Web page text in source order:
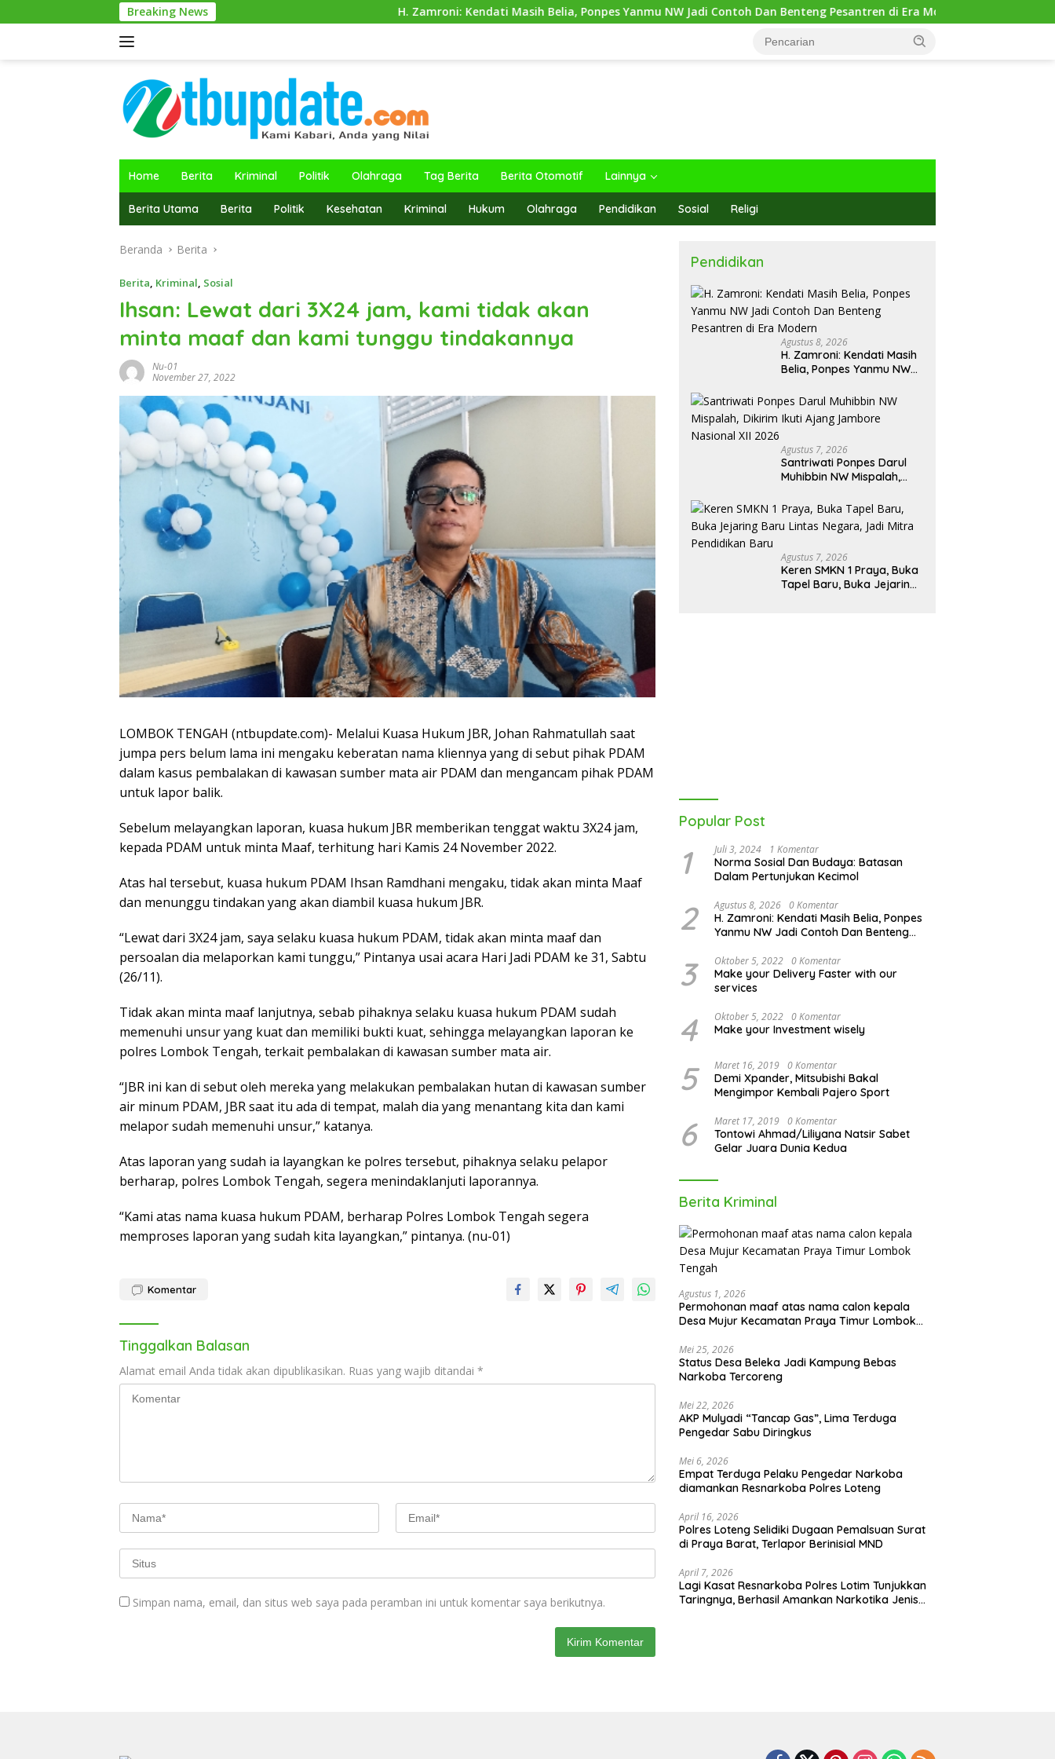
ke
Breaking News H. Zamroni: Kendati Masih Belia, Ponpes Yanmu NW Jadi Contoh Dan Benteng Pesantren di Era Modern
Home Berita Kriminal Politik Olahraga Tag Berita Berita Otomotif Lainnya
Berita Utama Berita Politik Kesehatan Kriminal Hukum Olahraga Pendidikan Sosial Religi
Beranda Berita
Berita, Kriminal, Sosial
Ihsan: Lewat dari 3X24 jam, kami tidak akan
minta maaf dan kami tunggu tindakannya
Nu-01
November 27, 2022
LOMBOK TENGAH (ntbupdate.com)- Melalui Kuasa Hukum JBR, Johan Rahmatullah saat
jumpa pers belum lama ini mengaku keberatan nama kliennya yang di sebut pihak PDAM
dalam kasus pembalakan di kawasan sumber mata air PDAM dan mengancam pihak PDAM
untuk lapor balik.
Sebelum melayangkan laporan, kuasa hukum JBR memberikan tenggat waktu 3X24 jam,
kepada PDAM untuk minta Maaf, terhitung hari Kamis 24 November 2022.
Atas hal tersebut, kuasa hukum PDAM Ihsan Ramdhani mengaku, tidak akan minta Maaf
dan menunggu tindakan yang akan diambil kuasa hukum JBR.
“Lewat dari 3X24 jam, saya selaku kuasa hukum PDAM, tidak akan minta maaf dan
persoalan dia melaporkan kami tunggu,” Pintanya usai acara Hari Jadi PDAM ke 31, Sabtu
(26/11).
Tidak akan minta maaf lanjutnya, sebab pihaknya selaku kuasa hukum PDAM sudah
memenuhi unsur yang kuat dan memiliki bukti kuat, sehingga melayangkan laporan ke
polres Lombok Tengah, terkait pembalakan di kawasan sumber mata air.
“JBR ini kan di sebut oleh mereka yang melakukan pembalakan hutan di kawasan sumber
air minum PDAM, JBR saat itu ada di tempat, malah dia yang menantang kita dan kami
melapor sudah memenuhi unsur,” katanya.
Atas laporan yang sudah ia layangkan ke polres tersebut, pihaknya selaku pelapor
berharap, polres Lombok Tengah, segera menindaklanjuti laporannya.
“Kami atas nama kuasa hukum PDAM, berharap Polres Lombok Tengah segera
memproses laporan yang sudah kita layangkan,” pintanya. (nu-01)
Komentar
Tinggalkan Balasan
Alamat email Anda tidak akan dipublikasikan. Ruas yang wajib ditandai *
Simpan nama, email, dan situs web saya pada peramban ini untuk komentar saya berikutnya.
Pendidikan
Agustus 8, 2026
H. Zamroni: Kendati Masih
Belia, Ponpes Yanmu NW
Pesantren di Era Modern
Agustus 7, 2026
Santriwati Ponpes Darul
Muhibbin NW Mispalah,
Jambore Nasional XII 2026
Agustus 7, 2026
Keren SMKN 1 Praya, Buka
Tapel Baru, Buka Jejaring
Popular Post
1 Juli 3, 2024 1 Komentar
Norma Sosial Dan Budaya: Batasan
Dalam Pertunjukan Kecimol
2 Agustus 8, 2026 0 Komentar
H. Zamroni: Kendati Masih Belia, Ponpes
Yanmu NW Jadi Contoh Dan Benteng
3 Oktober 5, 2022 0 Komentar
Make your Delivery Faster with our
services
4 Oktober 5, 2022 0 Komentar
Make your Investment wisely
5 Maret 16, 2019 0 Komentar
Demi Xpander, Mitsubishi Bakal
Mengimpor Kembali Pajero Sport
6 Maret 17, 2019 0 Komentar
Tontowi Ahmad/Liliyana Natsir Sabet
Gelar Juara Dunia Kedua
Berita Kriminal
Agustus 1, 2026
Permohonan maaf atas nama calon kepala
Desa Mujur Kecamatan Praya Timur Lombok
Mei 25, 2026
Status Desa Beleka Jadi ‎Kampung Bebas
Narkoba Tercoreng
Mei 22, 2026
AKP Mulyadi “Tancap Gas”, Lima Terduga
Pengedar Sabu Diringkus
Mei 6, 2026
Empat Terduga Pelaku Pengedar Narkoba
diamankan Resnarkoba Polres Loteng
April 16, 2026
Polres Loteng Selidiki Dugaan Pemalsuan Surat
di Praya Barat, Terlapor Berinisial MND
April 7, 2026
Lagi Kasat Resnarkoba Polres Lotim Tunjukkan
Taringnya, Berhasil Amankan Narkotika Jenis